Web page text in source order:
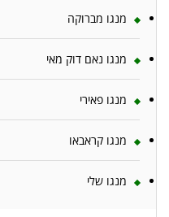
מנגו מברוקה
מנגו נאם דוק מאי
מנגו פאירי
מנגו קראבאו
מנגו שלי